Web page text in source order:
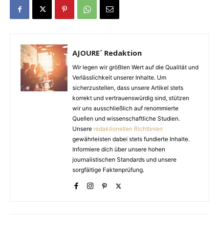
AJOURE´ Redaktion
Wir legen wir größten Wert auf die Qualität und
Verlässlichkeit unserer Inhalte. Um
sicherzustellen, dass unsere Artikel stets
korrekt und vertrauenswürdig sind, stützen
wir uns ausschließlich auf renommierte
Quellen und wissenschaftliche Studien.
Unsere redaktionellen Richtlinien
gewährleisten dabei stets fundierte Inhalte.
Informiere dich über unsere hohen
journalistischen Standards und unsere
sorgfältige Faktenprüfung.